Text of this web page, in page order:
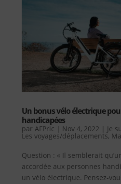
Un bonus vélo électrique
handicapées
par AFPric | Nov 4, 2022 | Je
Les voyages/déplacements,
Question : « Il semblerait
accordée aux personnes
un vélo électrique. Pensez-